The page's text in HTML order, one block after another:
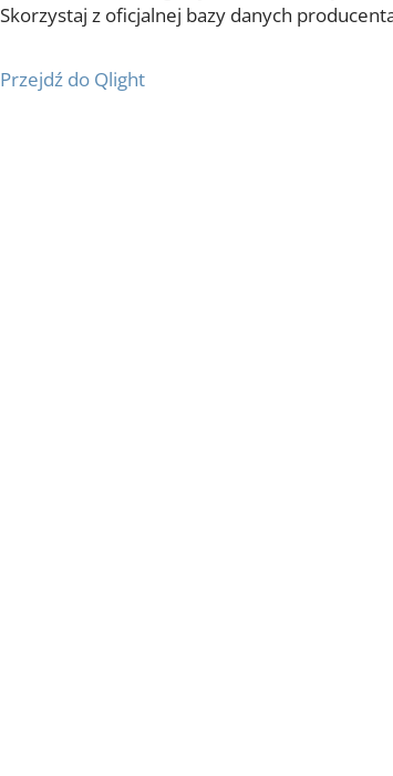
Skorzystaj z oficjalnej bazy danych
Przejdź do Qlight